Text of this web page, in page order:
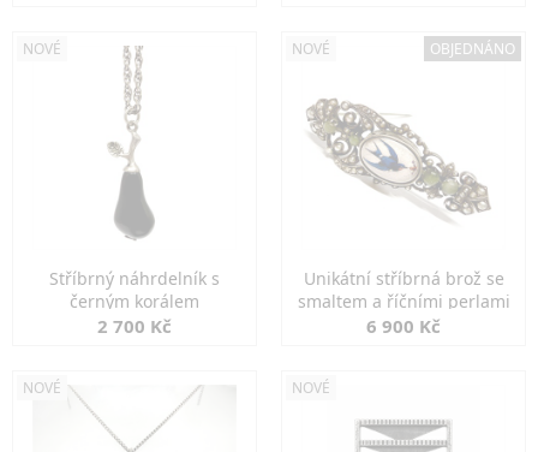
NOVÉ
Stříbrný náhrdelník s
černým korálem
2 700 Kč
NOVÉ OBJEDNÁNO
Unikátní stříbrná brož se
smaltem a říčními perlami
6 900 Kč
NOVÉ NOVÉ